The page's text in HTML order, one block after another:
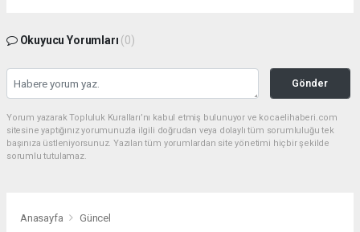
Okuyucu Yorumları (0)
Gönder
Yorum yazarak Topluluk Kuralları’nı kabul etmiş bulunuyor ve kocaelihaberi.com
sitesine yaptığınız yorumunuzla ilgili doğrudan veya dolaylı tüm sorumluluğu tek
başınıza üstleniyorsunuz. Yazılan tüm yorumlardan site yönetimi hiçbir şekilde
sorumlu tutulamaz.
Anasayfa Güncel